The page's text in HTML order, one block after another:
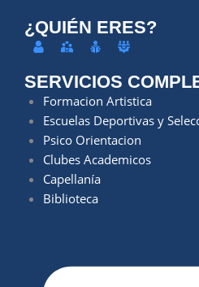
¿QUIÉN ERES?
SERVICIOS
Formacion Artistica
Escuelas Deportivas y
Psico Orientacion
Clubes Academicos
Capellanía
Biblioteca